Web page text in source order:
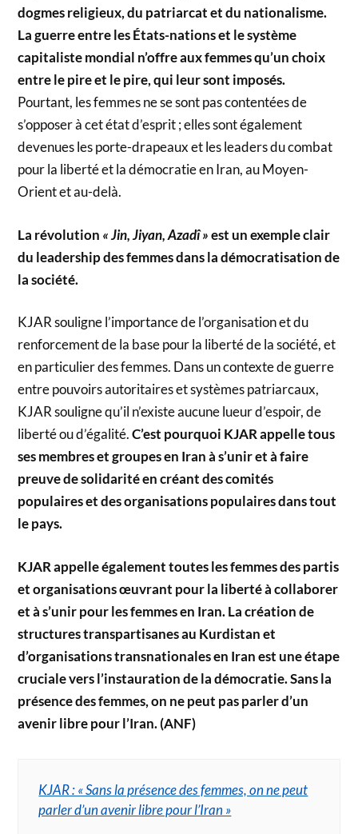
dogmes religieux, du patriarcat et du nationalisme.
La guerre entre les États-nations et le système
capitaliste mondial n’offre aux femmes qu’un choix
entre le pire et le pire, qui leur sont imposés.
Pourtant, les femmes ne se sont pas contentées de
s’opposer à cet état d’esprit ; elles sont également
devenues les porte-drapeaux et les leaders du combat
pour la liberté et la démocratie en Iran, au Moyen-
Orient et au-delà.
La révolution « Jin, Jiyan, Azadî »est un exemple clair
du leadership des femmes dans la démocratisation de
la société.
KJAR souligne l’importance de l’organisation et du
renforcement de la base pour la liberté de la société, et
en particulier des femmes. Dans un contexte de guerre
entre pouvoirs autoritaires et systèmes patriarcaux,
KJAR souligne qu’il n’existe aucune lueur d’espoir, de
liberté ou d’égalité.C’est pourquoi KJAR appelle tous
ses membres et groupes en Iran à s’unir et à faire
preuve de solidarité en créant des comités
populaires et des organisations populaires dans tout
le pays.
KJAR appelle également toutes les femmes des partis
et organisations œuvrant pour la liberté à collaborer
et à s’unir pour les femmes en Iran. La création de
structures transpartisanes au Kurdistan et
d’organisations transnationales en Iran est une étape
cruciale vers l’instauration de la démocratie. Sans la
présence des femmes, on ne peut pas parler d’un
avenir libre pour l’Iran. (ANF)
KJAR : « Sans la présence des femmes, on ne peut
parler d’un avenir libre pour l’Iran »